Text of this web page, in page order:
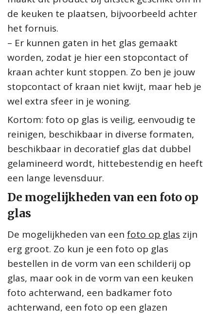
de keuken te plaatsen, bijvoorbeeld achter
het fornuis.
– Er kunnen gaten in het glas gemaakt
worden, zodat je hier een stopcontact of
kraan achter kunt stoppen. Zo ben je jouw
stopcontact of kraan niet kwijt, maar heb je
wel extra sfeer in je woning.
Kortom: foto op glas is veilig, eenvoudig te
reinigen, beschikbaar in diverse formaten,
beschikbaar in decoratief glas dat dubbel
gelamineerd wordt, hittebestendig en heeft
een lange levensduur.
De mogelijkheden van een foto op
glas
De mogelijkheden van een foto op glas zijn
erg groot. Zo kun je een foto op glas
bestellen in de vorm van een schilderij op
glas, maar ook in de vorm van een keuken
foto achterwand, een badkamer foto
achterwand, een foto op een glazen